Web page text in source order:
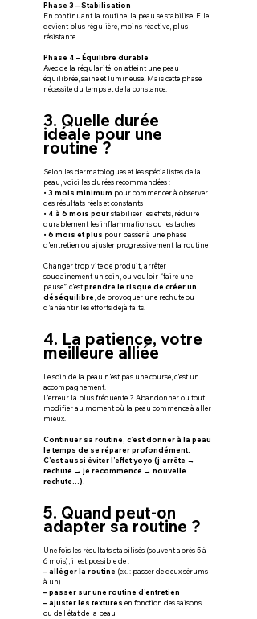
Phase 3 – Stabilisation
En continuant la routine, la peau se stabilise. Elle
devient plus régulière, moins réactive, plus
résistante.
Phase 4 – Équilibre durable
Avec de la régularité, on atteint une peau
équilibrée, saine et lumineuse. Mais cette phase
nécessite du temps et de la constance.
3. Quelle durée
idéale pour une
routine ?
Selon les dermatologues et les spécialistes de la
peau, voici les durées recommandées :
• 3 mois minimum pour commencer à observer
des résultats réels et constants
• 4 à 6 mois pour stabiliser les effets, réduire
durablement les inflammations ou les taches
• 6 mois et plus pour passer à une phase
d’entretien ou ajuster progressivement la routine
Changer trop vite de produit, arrêter
soudainement un soin, ou vouloir “faire une
pause”, c’est prendre le risque de créer un
déséquilibre, de provoquer une rechute ou
d’anéantir les efforts déjà faits.
4. La patience, votre
meilleure alliée
Le soin de la peau n’est pas une course, c’est un
accompagnement.
L’erreur la plus fréquente ? Abandonner ou tout
modifier au moment où la peau commence à aller
mieux.
Continuer sa routine, c’est donner à la peau
le temps de se réparer profondément.
C’est aussi éviter l’effet yoyo (j’arrête →
rechute → je recommence → nouvelle
rechute…).
5. Quand peut-on
adapter sa routine ?
Une fois les résultats stabilisés (souvent après 5 à
6 mois), il est possible de :
– alléger la routine (ex. : passer de deux sérums
à un)
– passer sur une routine d’entretien
– ajuster les textures en fonction des saisons
ou de l’état de la peau